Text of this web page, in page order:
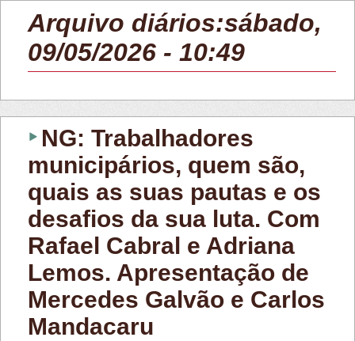
Arquivo diários:sábado,
09/05/2026 - 10:49
NG: Trabalhadores
municipários, quem são,
quais as suas pautas e os
desafios da sua luta. Com
Rafael Cabral e Adriana
Lemos. Apresentação de
Mercedes Galvão e Carlos
Mandacaru